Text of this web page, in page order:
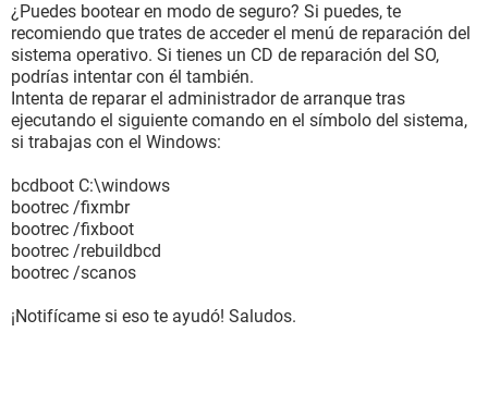
¿Puedes bootear en modo de seguro? Si puedes, te
recomiendo que trates de acceder el menú de reparación del
sistema operativo. Si tienes un CD de reparación del SO,
podrías intentar con él también.
Intenta de reparar el administrador de arranque tras
ejecutando el siguiente comando en el símbolo del sistema,
si trabajas con el Windows:
bcdboot C:\windows
bootrec /fixmbr
bootrec /fixboot
bootrec /rebuildbcd
bootrec /scanos
¡Notifícame si eso te ayudó! Saludos.